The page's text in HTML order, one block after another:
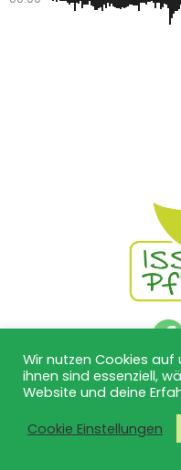
Wir nutzen Cookies auf
ihnen sind essenziell,
Website und deine
Cookie Einstellungen